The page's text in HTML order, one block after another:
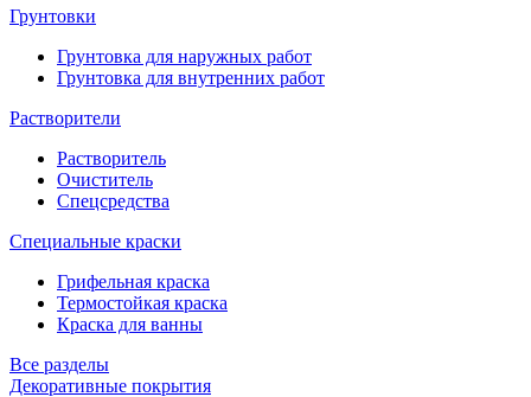
Грунтовки
Грунтовка для наружных работ
Грунтовка для внутренних работ
Растворители
Растворитель
Очиститель
Спецсредства
Специальные краски
Грифельная краска
Термостойкая краска
Краска для ванны
Все разделы
Декоративные покрытия